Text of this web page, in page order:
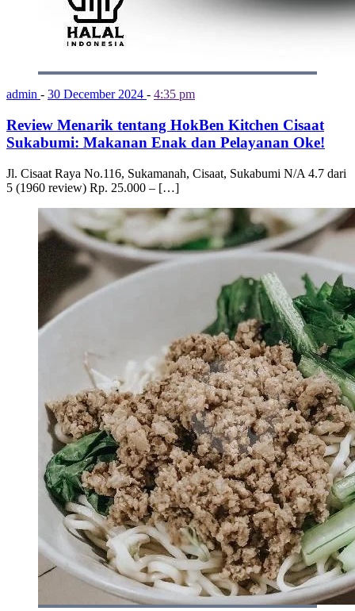
admin - 30 December 2024 - 4:35 pm
Review Menarik tentang HokBen Kitchen Cisaat
Sukabumi: Makanan Enak dan Pelayanan Oke!
Jl. Cisaat Raya No.116, Sukamanah, Cisaat, Sukabumi N/A 4.7 dari
5 (1960 review) Rp. 25.000 – […]